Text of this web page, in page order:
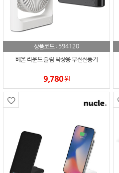
상품코드 : 594120
베온 라운드 슬림 탁상용 무선선풍기
9,780원